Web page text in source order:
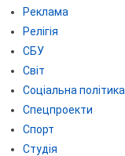
Реклама
Релігія
СБУ
Світ
Соціальна політика
Спецпроекти
Спорт
Студія